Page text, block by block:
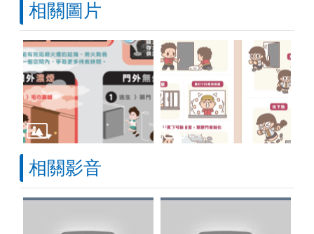
相關圖片
相關影音